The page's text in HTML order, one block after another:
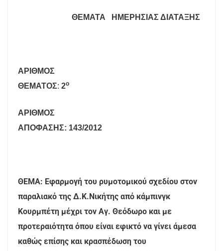
ΘΕΜΑΤΑ ΗΜΕΡΗΣΙΑΣ ΔΙΑΤΑΞΗΣ
A ΡΙΘΜΟΣ
ΘΕΜΑΤΟΣ: 2ο
ΑΡΙΘΜΟΣ
ΑΠΟΦΑΣΗΣ: 143/2012
ΘΕΜΑ: Εφαρμογή του ρυμοτομικού σχεδίου στον
παραλιακό της Δ.Κ.Νικήτης από κάμπινγκ
Κουρμπέτη μέχρι τον Αγ. Θεόδωρο και με
προτεραιότητα όπου είναι εφικτό να γίνει άμεσα
καθώς επίσης και κρασπέδωση του